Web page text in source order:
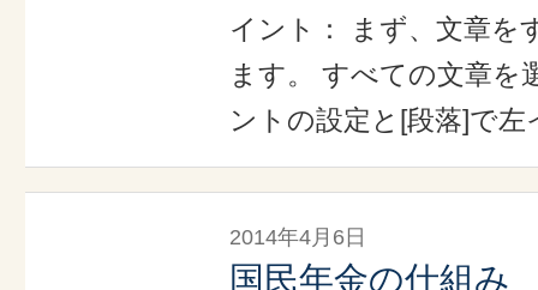
イント： まず、文章を
ます。 すべての文章を
ントの設定と[段落]で
2014年4月6日
国民年金の仕組み